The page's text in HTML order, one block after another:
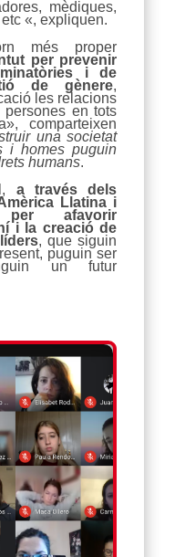
mèdiques,
«, expliquen.
més proper
per prevenir
i de
de gènere,
les relacions
en tots
comparteixen
una societat
i homes puguin
humans.
a través dels
Llatina i
per afavorir
i la creació de
, que siguin
puguin ser
un futur